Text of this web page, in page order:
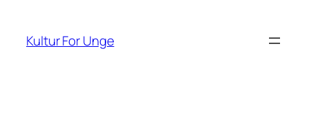
indhold
Kultur For Unge